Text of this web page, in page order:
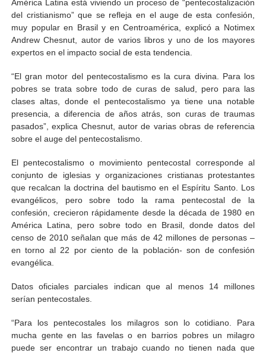
América Latina está viviendo un proceso de “pentecostalización
del cristianismo” que se refleja en el auge de esta confesión,
muy popular en Brasil y en Centroamérica, explicó a Notimex
Andrew Chesnut, autor de varios libros y uno de los mayores
expertos en el impacto social de esta tendencia.
“El gran motor del pentecostalismo es la cura divina. Para los
pobres se trata sobre todo de curas de salud, pero para las
clases altas, donde el pentecostalismo ya tiene una notable
presencia, a diferencia de años atrás, son curas de traumas
pasados”, explica Chesnut, autor de varias obras de referencia
sobre el auge del pentecostalismo.
El pentecostalismo o movimiento pentecostal corresponde al
conjunto de iglesias y organizaciones cristianas protestantes
que recalcan la doctrina del bautismo en el Espíritu Santo. Los
evangélicos, pero sobre todo la rama pentecostal de la
confesión, crecieron rápidamente desde la década de 1980 en
América Latina, pero sobre todo en Brasil, donde datos del
censo de 2010 señalan que más de 42 millones de personas –
en torno al 22 por ciento de la población- son de confesión
evangélica.
Datos oficiales parciales indican que al menos 14 millones
serían pentecostales.
“Para los pentecostales los milagros son lo cotidiano. Para
mucha gente en las favelas o en barrios pobres un milagro
puede ser encontrar un trabajo cuando no tienen nada que